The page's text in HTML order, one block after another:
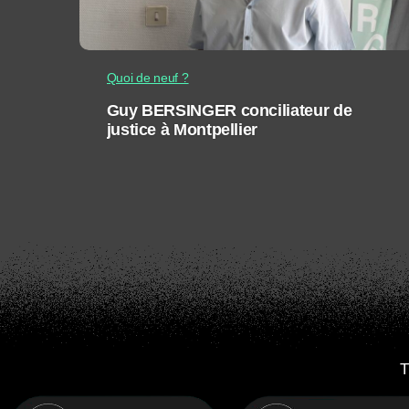
Quoi de neuf ?
Guy BERSINGER conciliateur de
justice à Montpellier